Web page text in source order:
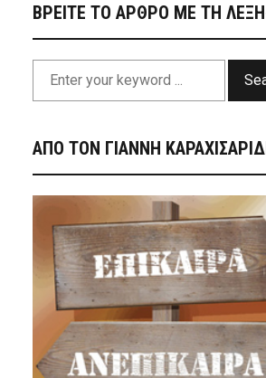
ΒΡΕΙΤΕ ΤΟ ΑΡΘΡΟ ΜΕ ΤΗ
ΑΠΟ ΤΟΝ ΓΙΑΝΝΗ